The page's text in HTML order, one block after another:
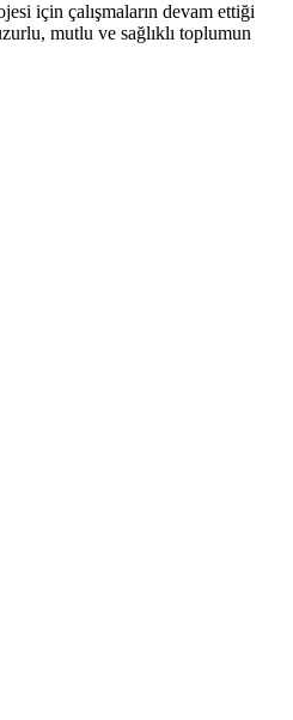
için çalışmaların devam ettiği
mutlu ve sağlıklı toplumun